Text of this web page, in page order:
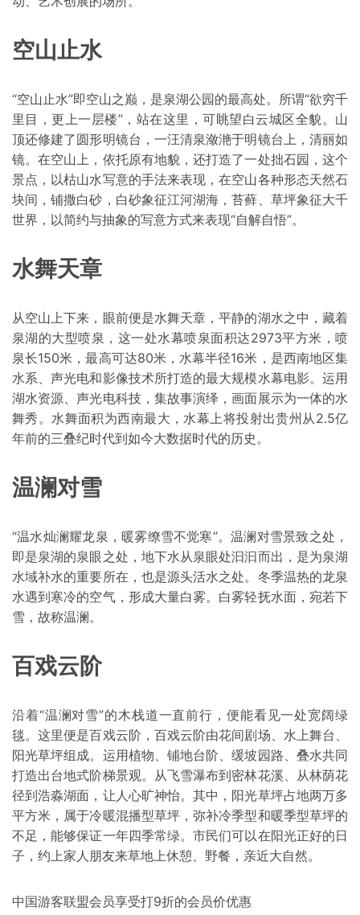
空山止水
“空山止水”即空山之巅，是泉湖公园的最高处。所谓“欲穷千
里目，更上一层楼”，站在这里，可眺望白云城区全貌。山
顶还修建了圆形明镜台，一汪清泉潋滟于明镜台上，清丽如
镜。在空山上，依托原有地貌，还打造了一处拙石园，这个
景点，以枯山水写意的手法来表现，在空山各种形态天然石
块间，铺撒白砂，白砂象征江河湖海，苔藓、草坪象征大千
世界，以简约与抽象的写意方式来表现“自解自悟”。
水舞天章
从空山上下来，眼前便是水舞天章，平静的湖水之中，藏着
泉湖的大型喷泉，这一处水幕喷泉面积达2973平方米，喷
泉长150米，最高可达80米，水幕半径16米，是西南地区集
水系、声光电和影像技术所打造的最大规模水幕电影。运用
湖水资源、声光电科技，集故事演绎，画面展示为一体的水
舞秀。水舞面积为西南最大，水幕上将投射出贵州从2.5亿
年前的三叠纪时代到如今大数据时代的历史。
温澜对雪
“温水灿澜耀龙泉，暖雾缭雪不觉寒”。温澜对雪景致之处，
即是泉湖的泉眼之处，地下水从泉眼处汩汩而出，是为泉湖
水域补水的重要所在，也是源头活水之处。冬季温热的龙泉
水遇到寒冷的空气，形成大量白雾。白雾轻抚水面，宛若下
雪，故称温澜。
百戏云阶
沿着“温澜对雪”的木栈道一直前行，便能看见一处宽阔绿
毯。这里便是百戏云阶，百戏云阶由花间剧场、水上舞台、
阳光草坪组成。运用植物、铺地台阶、缓坡园路、叠水共同
打造出台地式阶梯景观。从飞雪瀑布到密林花溪、从林荫花
径到浩淼湖面，让人心旷神怡。其中，阳光草坪占地两万多
平方米，属于冷暖混播型草坪，弥补冷季型和暖季型草坪的
不足，能够保证一年四季常绿。市民们可以在阳光正好的日
子，约上家人朋友来草地上休憩、野餐，亲近大自然。
中国游客联盟会员享受打9折的会员价优惠